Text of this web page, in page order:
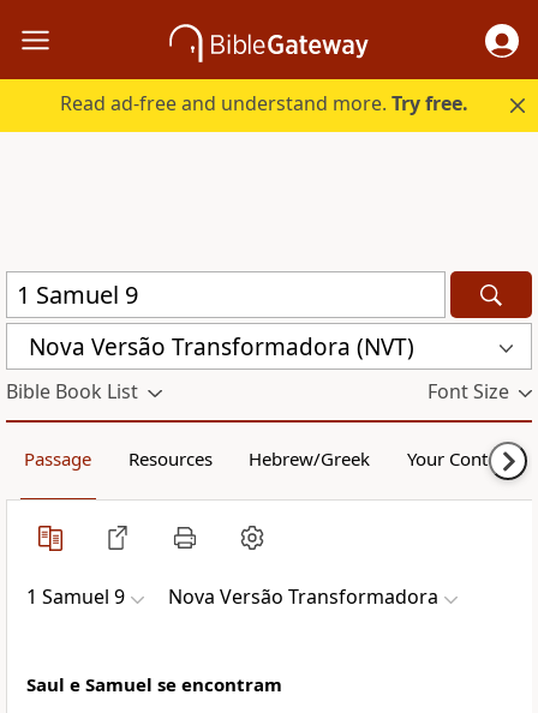
Read ad-free and understand more.Try free.
Nova Versão Transformadora (NVT)
Bible Book List Font Size
Passage Resources Hebrew/Greek Your Content
1 Samuel 9 Nova Versão Transformadora
Saul e Samuel se encontram